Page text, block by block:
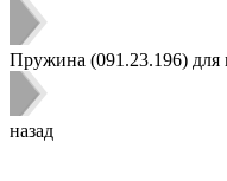
Пружина (091.23.196) для
назад